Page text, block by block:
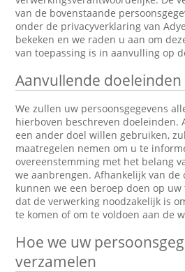
van de bovenstaande
onder de privacyverklaring van
bekeken en we raden u aan om
van toepassing is in aanvulling op
Aanvullende doeleinden
We zullen uw persoonsgegevens
hierboven beschreven doeleinden.
een ander doel willen gebruiken,
maatregelen nemen om u te
overeenstemming met het belang
we aanbrengen. Afhankelijk van de
kunnen we een beroep doen op
dat de verwerking noodzakelijk is
te komen of om te voldoen aan de
Hoe we uw
verzamelen